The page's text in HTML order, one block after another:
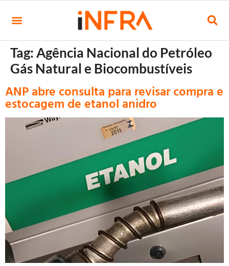
Tag:Agência Nacional do Petróleo
Gás Natural e Biocombustíveis
ANP abre consulta para revisar compra e
estocagem de etanol anidro